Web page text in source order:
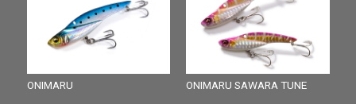
ONIMARU ONIMARU SAWARA TUNE